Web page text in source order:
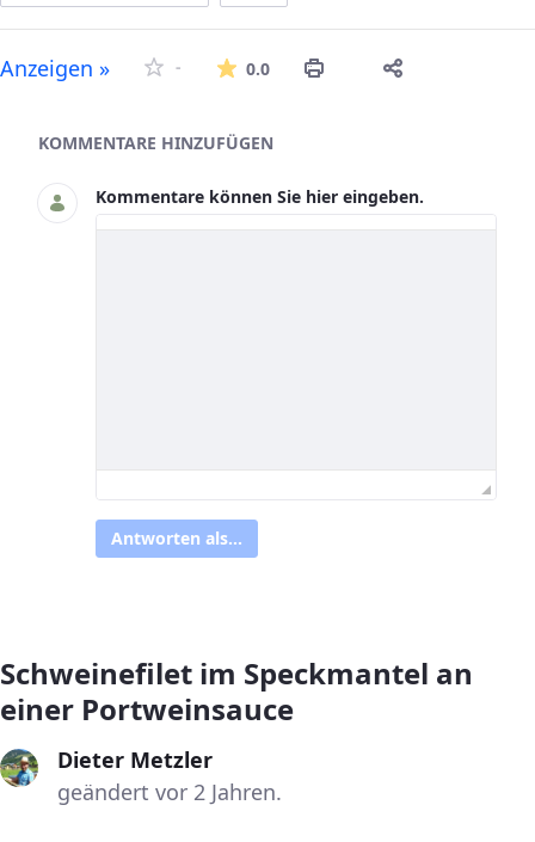
Anzeigen » - 0.0Die durchschnittliche
Asset-Herausgeber
KOMMENTARE HINZUFÜGEN
Kommentare können Sie hier eingeben.
Antworten als...
Schweinefilet im Speckmantel an
einer Portweinsauce
Dieter Metzler
geändert vor 2 Jahren.